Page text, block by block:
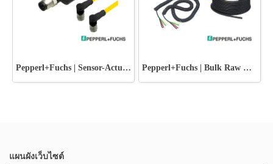
Pepperl+Fuchs | Sensor-Actuator Splitters Pepperl+Fuchs | Bulk Raw Cable
แผนผังเว็บไซต์